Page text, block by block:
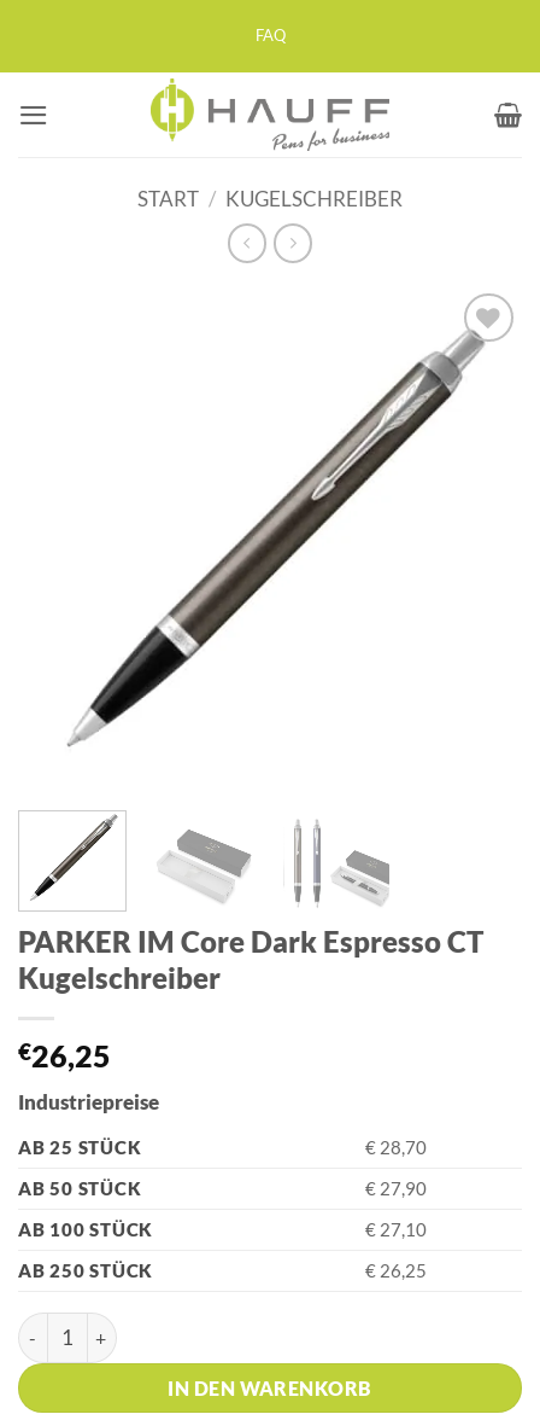
springen
FAQ
START / KUGELSCHREIBER
Auf die
Merkliste
PARKER IM Core Dark Espresso CT
Kugelschreiber
€26,25
Industriepreise
AB 25 STÜCK
€ 28,70
AB 50 STÜCK
€ 27,90
AB 100 STÜCK
€ 27,10
AB 250 STÜCK
€ 26,25
PARKER IM Core Dark Espresso CT Kugelschreiber Menge
IN DEN WARENKORB